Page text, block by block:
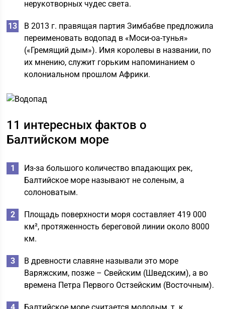
нерукотворных чудес света.
В 2013 г. правящая партия Зимбабве предложила
переименовать водопад в «Моси-оа-тунья»
(«Гремящий дым»). Имя королевы в названии, по
их мнению, служит горьким напоминанием о
колониальном прошлом Африки.
11 интересных фактов о
Балтийском море
Из-за большого количество впадающих рек,
Балтийское море называют не соленым, а
солоноватым.
Площадь поверхности моря составляет 419 000
км², протяженность береговой линии около 8000
км.
В древности славяне называли это море
Варяжским, позже – Свейским (Шведским), а во
времена Петра Первого Остзейским (Восточным).